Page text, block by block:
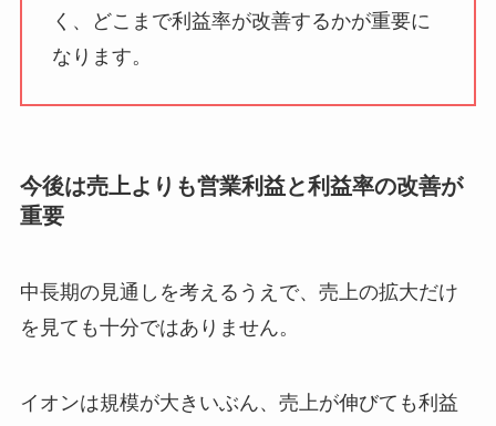
く、どこまで利益率が改善するかが重要に
なります。
今後は売上よりも営業利益と利益率の改善が
重要
中長期の見通しを考えるうえで、売上の拡大だけ
を見ても十分ではありません。
イオンは規模が大きいぶん、売上が伸びても利益